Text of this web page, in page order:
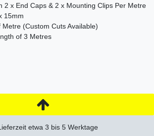
2 x End Caps & 2 x Mounting Clips Per Metre
15mm
Metre (Custom Cuts Available)
of 3 Metres
etwa 3 bis 5 Werktage